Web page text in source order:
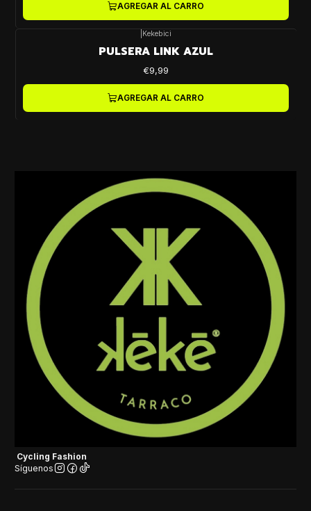
AGREGAR AL CARRO
Kekebici
PULSERA LINK AZUL
€9,99
AGREGAR AL CARRO
Cycling Fashion
Síguenos